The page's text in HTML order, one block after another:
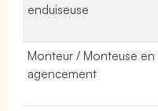
enduiseuse
Monteur / Monteuse en
agencement